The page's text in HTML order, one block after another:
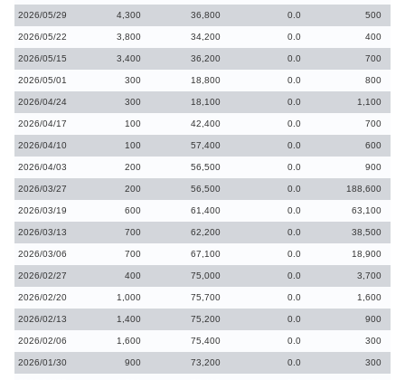
2026/05/29 4,300 36,800 0.0 500
2026/05/22 3,800 34,200 0.0 400
2026/05/15 3,400 36,200 0.0 700
2026/05/01 300 18,800 0.0 800
2026/04/24 300 18,100 0.0 1,100
2026/04/17 100 42,400 0.0 700
2026/04/10 100 57,400 0.0 600
2026/04/03 200 56,500 0.0 900
2026/03/27 200 56,500 0.0 188,600
2026/03/19 600 61,400 0.0 63,100
2026/03/13 700 62,200 0.0 38,500
2026/03/06 700 67,100 0.0 18,900
2026/02/27 400 75,000 0.0 3,700
2026/02/20 1,000 75,700 0.0 1,600
2026/02/13 1,400 75,200 0.0 900
2026/02/06 1,600 75,400 0.0 300
2026/01/30 900 73,200 0.0 300